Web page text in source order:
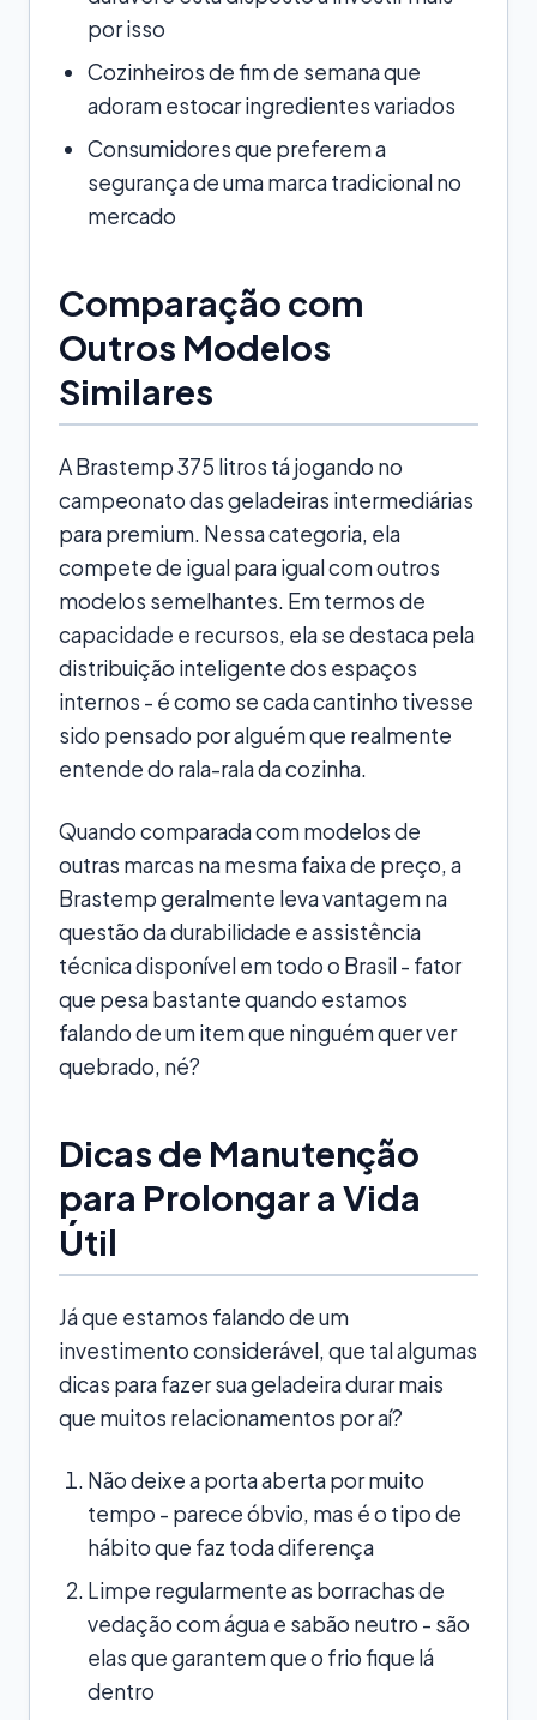
por isso
Cozinheiros de fim de semana que
adoram estocar ingredientes variados
Consumidores que preferem a
segurança de uma marca tradicional no
mercado
Comparação com
Outros Modelos
Similares
A Brastemp 375 litros tá jogando no
campeonato das geladeiras intermediárias
para premium. Nessa categoria, ela
compete de igual para igual com outros
modelos semelhantes. Em termos de
capacidade e recursos, ela se destaca pela
distribuição inteligente dos espaços
internos - é como se cada cantinho tivesse
sido pensado por alguém que realmente
entende do rala-rala da cozinha.
Quando comparada com modelos de
outras marcas na mesma faixa de preço, a
Brastemp geralmente leva vantagem na
questão da durabilidade e assistência
técnica disponível em todo o Brasil - fator
que pesa bastante quando estamos
falando de um item que ninguém quer ver
quebrado, né?
Dicas de Manutenção
para Prolongar a Vida
Útil
Já que estamos falando de um
investimento considerável, que tal algumas
dicas para fazer sua geladeira durar mais
que muitos relacionamentos por aí?
Não deixe a porta aberta por muito
tempo - parece óbvio, mas é o tipo de
hábito que faz toda diferença
Limpe regularmente as borrachas de
vedação com água e sabão neutro - são
elas que garantem que o frio fique lá
dentro